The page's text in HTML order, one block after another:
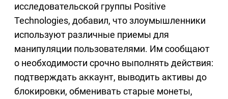
исследовательской группы Positive
Technologies, добавил, что злоумышленники
используют различные приемы для
манипуляции пользователями. Им сообщают
о необходимости срочно выполнять действия:
подтверждать аккаунт, выводить активы до
блокировки, обменивать старые монеты,